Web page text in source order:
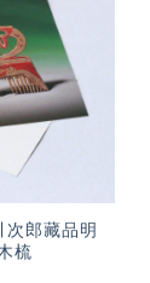
望輕
單」
次郎藏品明
梳